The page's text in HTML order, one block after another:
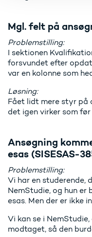
Mgl. felt på
Problemstilling:
I sektionen
forsvundet efter
var en kolonne som
Løsning:
Fået lidt mere styr på
det igen virker som før
Ansøgning
esas (SISESAS-
Problemstilling:
Vi har en studerende,
NemStudie, og hun er
esas. Men der er ikke
Vi kan se i
modtaget, så den